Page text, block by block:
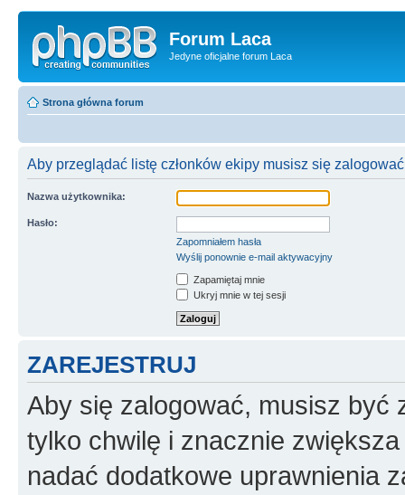
Forum Laca
Jedyne oficjalne forum Laca
Strona główna forum
Aby przeglądać listę członków ekipy musisz się
Nazwa użytkownika:
Hasło:
Zapomniałem hasła
Wyślij ponownie e-mail aktywacyjny
Zapamiętaj mnie
Ukryj mnie w tej sesji
ZAREJESTRUJ
Aby się zalogować, musisz być
tylko chwilę i znacznie
nadać dodatkowe uprawnienia